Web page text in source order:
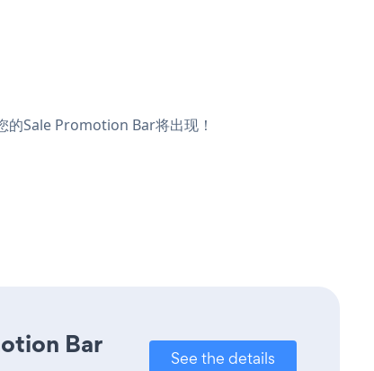
Sale Promotion Bar将出现！
Bar
See the details